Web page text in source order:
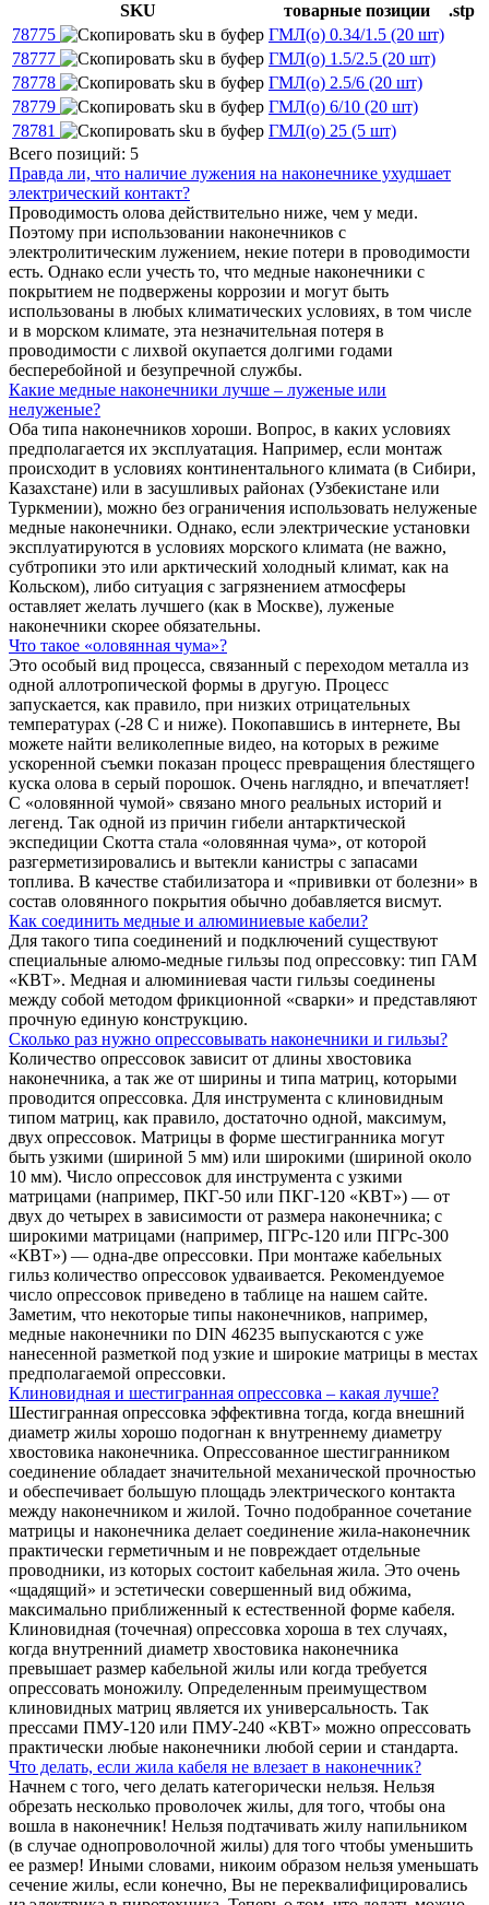
SKU
товарные позиции
.stp
78775
ГМЛ(о) 0.34/1.5 (20 шт)
78777
ГМЛ(о) 1.5/2.5 (20 шт)
78778
ГМЛ(о) 2.5/6 (20 шт)
78779
ГМЛ(о) 6/10 (20 шт)
78781
ГМЛ(о) 25 (5 шт)
Всего позиций: 5
Правда ли, что наличие лужения на наконечнике ухудшает
электрический контакт?
Проводимость олова действительно ниже, чем у меди.
Поэтому при использовании наконечников с
электролитическим лужением, некие потери в проводимости
есть. Однако если учесть то, что медные наконечники с
покрытием не подвержены коррозии и могут быть
использованы в любых климатических условиях, в том числе
и в морском климате, эта незначительная потеря в
проводимости с лихвой окупается долгими годами
бесперебойной и безупречной службы.
Какие медные наконечники лучше – луженые или
нелуженые?
Оба типа наконечников хороши. Вопрос, в каких условиях
предполагается их эксплуатация. Например, если монтаж
происходит в условиях континентального климата (в Сибири,
Казахстане) или в засушливых районах (Узбекистане или
Туркмении), можно без ограничения использовать нелуженые
медные наконечники. Однако, если электрические установки
эксплуатируются в условиях морского климата (не важно,
субтропики это или арктический холодный климат, как на
Кольском), либо ситуация с загрязнением атмосферы
оставляет желать лучшего (как в Москве), луженые
наконечники скорее обязательны.
Что такое «оловянная чума»?
Это особый вид процесса, связанный с переходом металла из
одной аллотропической формы в другую. Процесс
запускается, как правило, при низких отрицательных
температурах (-28 С и ниже). Покопавшись в интернете, Вы
можете найти великолепные видео, на которых в режиме
ускоренной съемки показан процесс превращения блестящего
куска олова в серый порошок. Очень наглядно, и впечатляет!
С «оловянной чумой» связано много реальных историй и
легенд. Так одной из причин гибели антарктической
экспедиции Скотта стала «оловянная чума», от которой
разгерметизировались и вытекли канистры с запасами
топлива. В качестве стабилизатора и «прививки от болезни» в
состав оловянного покрытия обычно добавляется висмут.
Как соединить медные и алюминиевые кабели?
Для такого типа соединений и подключений существуют
специальные алюмо-медные гильзы под опрессовку: тип ГАМ
«КВТ». Медная и алюминиевая части гильзы соединены
между собой методом фрикционной «сварки» и представляют
прочную единую конструкцию.
Сколько раз нужно опрессовывать наконечники и гильзы?
Количество опрессовок зависит от длины хвостовика
наконечника, а так же от ширины и типа матриц, которыми
проводится опрессовка. Для инструмента с клиновидным
типом матриц, как правило, достаточно одной, максимум,
двух опрессовок. Матрицы в форме шестигранника могут
быть узкими (шириной 5 мм) или широкими (шириной около
10 мм). Число опрессовок для инструмента с узкими
матрицами (например, ПКГ-50 или ПКГ-120 «КВТ») — от
двух до четырех в зависимости от размера наконечника; с
широкими матрицами (например, ПГРс-120 или ПГРс-300
«КВТ») — одна-две опрессовки. При монтаже кабельных
гильз количество опрессовок удваивается. Рекомендуемое
число опрессовок приведено в таблице на нашем сайте.
Заметим, что некоторые типы наконечников, например,
медные наконечники по DIN 46235 выпускаются с уже
нанесенной разметкой под узкие и широкие матрицы в местах
предполагаемой опрессовки.
Клиновидная и шестигранная опрессовка – какая лучше?
Шестигранная опрессовка эффективна тогда, когда внешний
диаметр жилы хорошо подогнан к внутреннему диаметру
хвостовика наконечника. Опрессованное шестигранником
соединение обладает значительной механической прочностью
и обеспечивает большую площадь электрического контакта
между наконечником и жилой. Точно подобранное сочетание
матрицы и наконечника делает соединение жила-наконечник
практически герметичным и не повреждает отдельные
проводники, из которых состоит кабельная жила. Это очень
«щадящий» и эстетически совершенный вид обжима,
максимально приближенный к естественной форме кабеля.
Клиновидная (точечная) опрессовка хороша в тех случаях,
когда внутренний диаметр хвостовика наконечника
превышает размер кабельной жилы или когда требуется
опрессовать моножилу. Определенным преимуществом
клиновидных матриц является их универсальность. Так
прессами ПМУ-120 или ПМУ-240 «КВТ» можно опрессовать
практически любые наконечники любой серии и стандарта.
Что делать, если жила кабеля не влезает в наконечник?
Начнем с того, чего делать категорически нельзя. Нельзя
обрезать несколько проволочек жилы, для того, чтобы она
вошла в наконечник! Нельзя подтачивать жилу напильником
(в случае однопроволочной жилы) для того чтобы уменьшить
ее размер! Иными словами, никоим образом нельзя уменьшать
сечение жилы, если конечно, Вы не переквалифицировались